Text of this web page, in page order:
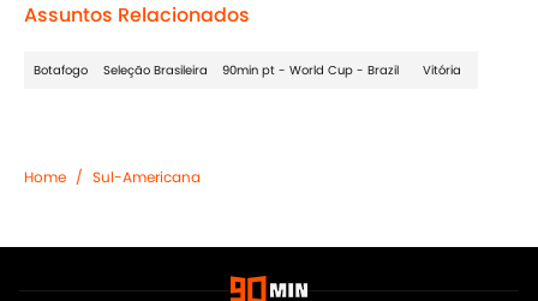
Assuntos Relacionados
Botafogo Seleção Brasileira 90min pt - World Cup - Brazil Vitória
Home / Sul-Americana